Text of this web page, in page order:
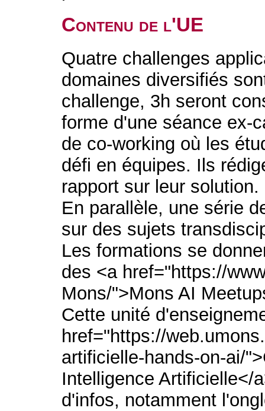
Contenu de l'UE
Quatre challenges
domaines diversifiés
challenge, 3h seront
forme d'une séance ex-
de co-working où les
défi en équipes. Ils
rapport sur leur solution.
En parallèle, une série
sur des sujets
Les formations se
des <a href="https://
Mons/">Mons AI
Cette unité
href="https://
artificielle-hands-on-ai/
Intelligence Artificielle</
d'infos, notamment